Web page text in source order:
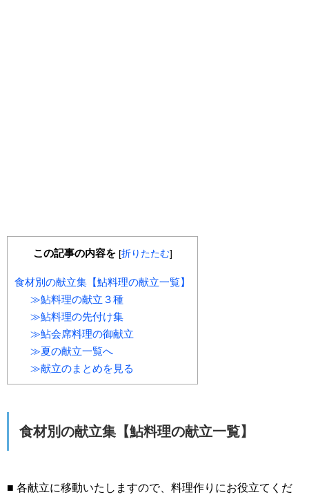
この記事の内容を [折りたたむ]
食材別の献立集【鮎料理の献立一覧】
≫鮎料理の献立３種
≫鮎料理の先付け集
≫鮎会席料理の御献立
≫夏の献立一覧へ
≫献立のまとめを見る
食材別の献立集【鮎料理の献立一覧】
■ 各献立に移動いたしますので、料理作りにお役立てくだ